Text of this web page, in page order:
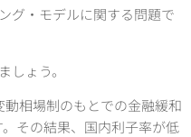
グ・モデルに関する問題で
しょう。
相場制のもとでの金融緩和
その結果、国内利子率が低